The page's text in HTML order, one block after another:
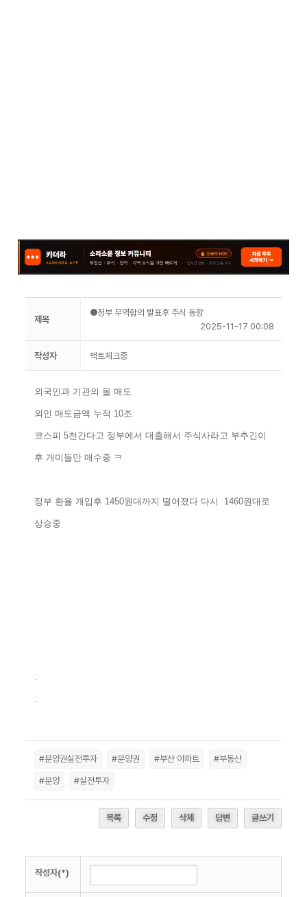
제목
●정부 무역합의 발표후 주식 동향
2025-11-17 00:08
작성자 팩트체크중
외국인과 기관의 올 매도
외인 매도금액 누적 10조
코스피 5천간다고 정부에서 대출해서 주식사라고 부추긴이
후 개미들만 매수중 ㅋ
정부 환율 개입후 1450원대까지 떨어졌다 다시 1460원대로
상승중
#분양권실전투자 #분양권 #부산 아파트 #부동산
#분양 #실전투자
목록 수정 삭제 답변 글쓰기
작성자(*)